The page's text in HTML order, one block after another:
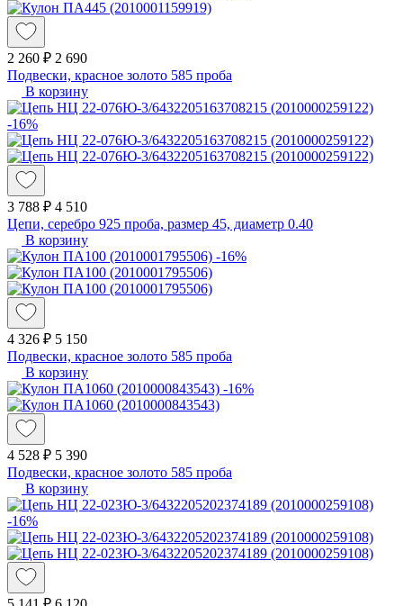
2 260 ₽ 2 690
Подвески, красное золото 585 проба
В корзину
-16%
3 788 ₽ 4 510
Цепи, серебро 925 проба, размер 45, диаметр 0.40
В корзину
-16%
4 326 ₽ 5 150
Подвески, красное золото 585 проба
В корзину
-16%
4 528 ₽ 5 390
Подвески, красное золото 585 проба
В корзину
-16%